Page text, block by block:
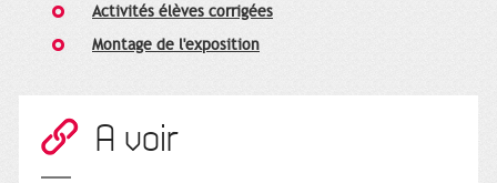
Activités élèves corrigées
Montage de l'exposition
A voir